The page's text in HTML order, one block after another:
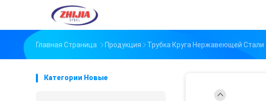
Главная Страница Продукция Трубка Круга Нержавеющей Стали
Категории Новые